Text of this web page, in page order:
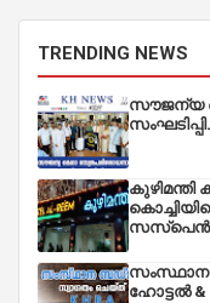
TRENDING NEWS
സൗജന്യ
കുഴിമന്തി
സംസ്ഥാന
ഹോട്ടൽ